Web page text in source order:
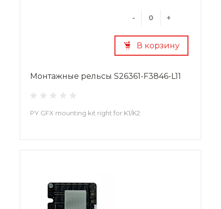
- +
В корзину
Монтажные рельсы S26361-F3846-L11
PY GFX mounting kit right for K1/K2